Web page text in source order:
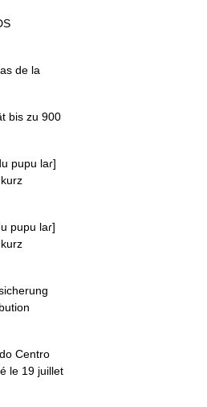
de la
bis zu 900
pupu laɾ]
pupu laɾ]
Centro
le 19 juillet